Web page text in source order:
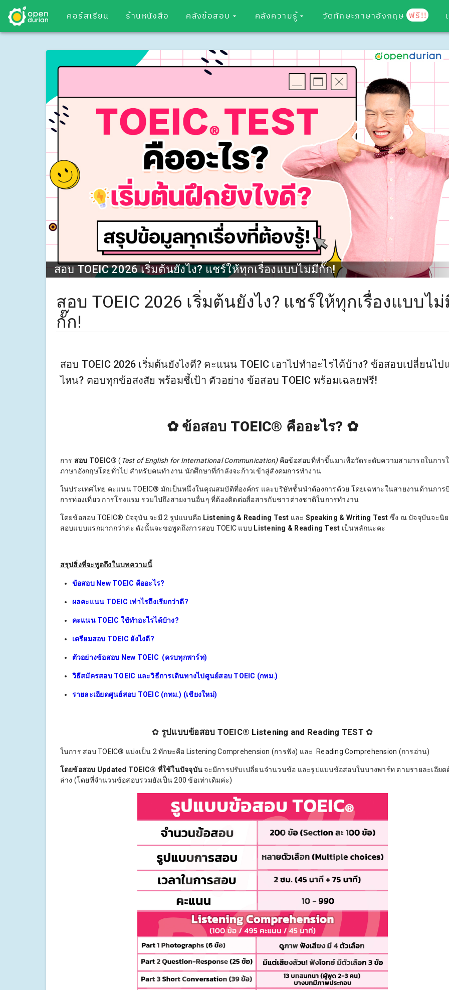
คอร์สเรียน ร้านหนังสือ คลังข้อสอบ คลังความรู้ วัดทักษะภาษาอังกฤษ ฟรี!!
สอบ TOEIC 2026 เริ่มต้นยังไง? แชร์ให้ทุกเรื่องแบบไม่มีกั๊ก!
สอบ TOEIC 2026 เริ่มต้นยังไง? แชร์ให้ทุกเรื่องแบบไ
กั๊ก!
สอบ TOEIC 2026 เริ่มต้นยังไงดี? คะแนน TOEIC เอาไปทำอะไรได้บ้าง? ข้อสอบเปลี่ยนไป
ไหน? ตอบทุกข้อสงสัย พร้อมชี้เป้า ตัวอย่าง ข้อสอบ TOEIC พร้อมเฉลยฟรี!
✿ ข้อสอบ TOEIC® คืออะไร? ✿
การ สอบ TOEIC® ( Test of English for International Communication)คือข้อสอบที่ทำขึ้นมาเพื่อวัดระดับความสามารถในการ
ภาษาอังกฤษโดยทั่วไป สำหรับคนทำงาน นักศึกษาที่กำลังจะก้าวเข้าสู่สังคมการทำงาน
ในประเทศไทย คะแนน TOEIC® มักเป็นหนึ่งในคุณสมบัติที่องค์กร และบริษัทชั้นนำต้องการด้วย โดยเฉพาะในสายงานด้านการ
การท่องเที่ยว การโรงแรม รวมไปถึงสายงานอื่นๆ ที่ต้องติดต่อสื่อสารกับชาวต่างชาติในการทำงาน
โดยข้อสอบ TOEIC® ปัจจุบัน จะมี 2 รูปแบบคือ Listening & Reading Test และ Speaking & Writing Test ซึ่ง ณ ปัจจุบันจะนิ
สอบแบบแรกมากกว่าค่ะ ดังนั้นจะขอพูดถึงการสอบ TOEIC แบบ Listening & Reading Test เป็นหลักนะคะ
สรุปสิ่งที่จะพูดถึงในบทความนี้
ข้อสอบ New TOEIC คืออะไร?
ผลคะแนน TOEIC เท่าไรถึงเรียกว่าดี?
คะแนน TOEIC ใช้ทำอะไรได้บ้าง?
เตรียมสอบ TOEIC ยังไงดี?
ตัวอย่างข้อสอบ New TOEIC (ครบทุกพาร์ท)
วิธีสมัครสอบ TOEIC และวิธีการเดินทางไปศูนย์สอบ TOEIC (กทม.)
รายละเอียดศูนย์สอบ TOEIC (กทม.) (เชียงใหม่)
✿ รูปแบบข้อสอบ TOEIC® Listening and Reading TEST ✿
ในการ สอบ TOEIC® แบ่งเป็น 2 ทักษะคือ Listening Comprehension (การฟัง) และ Reading Comprehension (การอ่าน)
โดยข้อสอบ Updated TOEIC® ที่ใช้ในปัจจุบัน จะมีการปรับเปลี่ยนจำนวนข้อ และรูปแบบข้อสอบในบางพาร์ท ตามรายละเอียด
ล่าง (โดยที่จำนวนข้อสอบรวมยังเป็น 200 ข้อเท่าเดิมค่ะ)